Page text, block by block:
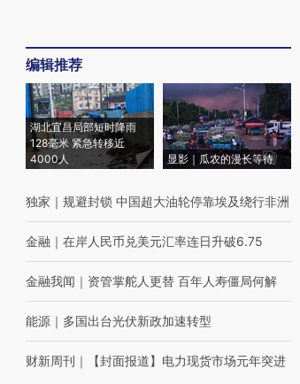
编辑推荐
湖北宜昌局部短时降雨
128毫米 紧急转移近
4000人
显影｜瓜农的漫长等待
独家 ｜ 规避封锁 中国超大油轮停靠埃及绕行非洲
金融 ｜ 在岸人民币兑美元汇率连日升破6.75
金融我闻 ｜ 资管掌舵人更替 百年人寿僵局何解
能源 ｜ 多国出台光伏新政加速转型
财新周刊 ｜ 【封面报道】电力现货市场元年突进